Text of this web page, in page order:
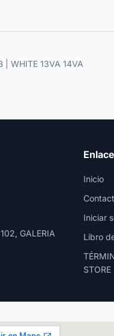
| WHITE 13VA 14VA
GALERIA
Inicio
Iniciar
Libro
STORE